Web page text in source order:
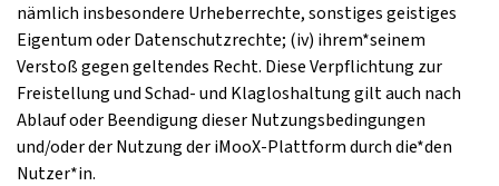
nämlich insbesondere Urheberrechte, sonstiges geistiges
Eigentum oder Datenschutzrechte; (iv) ihrem*seinem
Verstoß gegen geltendes Recht. Diese Verpflichtung zur
Freistellung und Schad- und Klagloshaltung gilt auch nach
Ablauf oder Beendigung dieser Nutzungsbedingungen
und/oder der Nutzung der iMooX-Plattform durch die*den
Nutzer*in.